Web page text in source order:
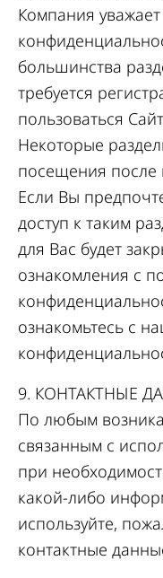
Компания
большинства
требуется
пользоваться
Некоторые
посещения после
Если Вы
доступ к таким
для Вас будет
ознакомления с
ознакомьтесь с
9. КОНТАКТНЫЕ
По любым
связанным с
при
какой-либо
используйте,
контактные